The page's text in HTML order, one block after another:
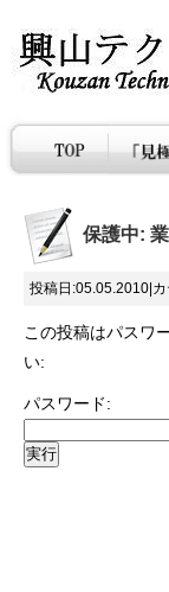
保護中:
投稿日:05.05.2010|
この投稿はパスワ
い:
パスワード: